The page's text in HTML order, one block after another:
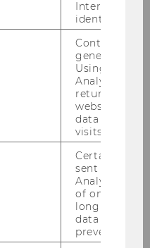
(Prof. Klaus
(Prof. Klaus
in Regulation and
(Prof. Klaus
Interessen zu
identifizieren.
Contains a
generated
Using this
Analytics can
returning
website and
data from
visits.
Certain data
sent to
Analytics a
of once per
long as it is
data
prevented.